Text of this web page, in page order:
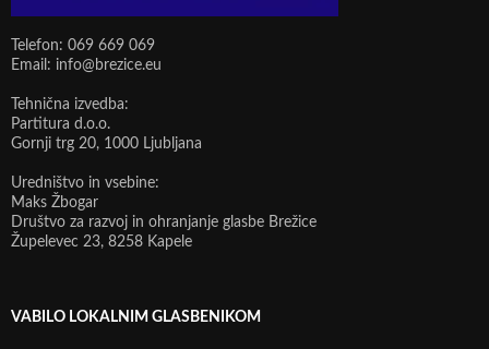
Telefon: 069 669 069
Email: info@brezice.eu
Tehnična izvedba:
Partitura d.o.o.
Gornji trg 20, 1000 Ljubljana
Uredništvo in vsebine:
Maks Žbogar
Društvo za razvoj in ohranjanje glasbe Brežice
Župelevec 23, 8258 Kapele
VABILO LOKALNIM GLASBENIKOM